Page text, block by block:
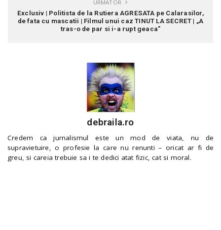
URMATOR
Exclusiv | Politista de la Rutiera AGRESATA pe Calarasilor,
de fata cu mascatii | Filmul unui caz TINUT LA SECRET | „A
tras-o de par si i-a rupt geaca”
debraila.ro
Credem ca jurnalismul este un mod de viata, nu de
supravietuire, o profesie la care nu renunti – oricat ar fi de
greu, si careia trebuie sa i te dedici atat fizic, cat si moral.